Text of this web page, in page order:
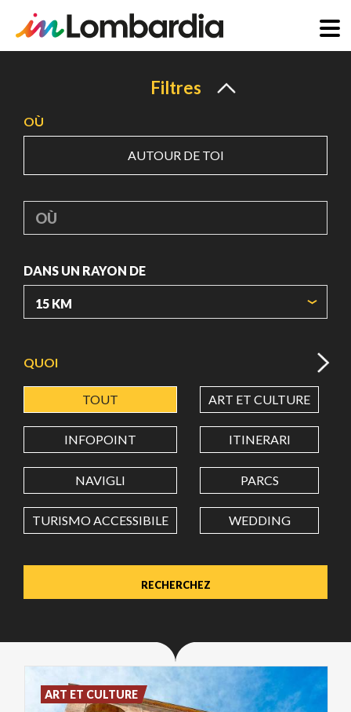
principal
Filtres
OÙ
AUTOUR DE TOI
OÙ
DANS UN RAYON DE
LATITUDE
LONGITUDE
Value in decimal degrees. Use dot (.) as decimal separator.
QUOI
TOUT ART ET CULTURE
INFOPOINT ITINERARI
NAVIGLI PARCS
TURISMO ACCESSIBILE WEDDING
ART ET CULTURE